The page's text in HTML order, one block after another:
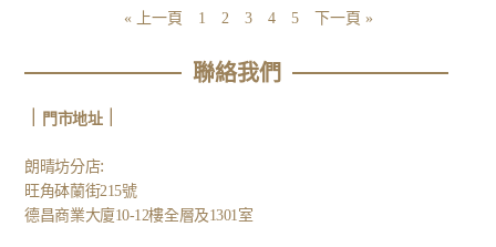
« 上一頁 1 2 3 4 5 下一頁 »
聯絡我們
門市地址｜
朗晴坊分店:
旺角砵蘭街215號
德昌商業大廈10-12樓全層及1301室